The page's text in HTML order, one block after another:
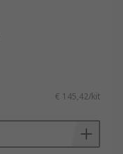
€ 145,42/kit